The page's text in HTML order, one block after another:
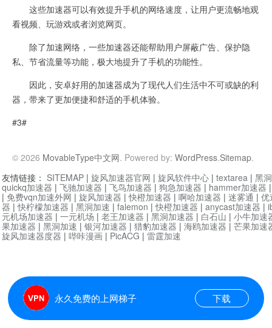
这些加速器可以有效提升手机的网络速度，让用户更流畅地观
看视频、玩游戏或者浏览网页。
除了加速网络，一些加速器还能帮助用户屏蔽广告、保护隐
私、节省流量等功能，极大地提升了手机的功能性。
因此，安卓好用的加速器成为了现代人们生活中不可或缺的利
器，带来了更加便捷和舒适的手机体验。
#3#
© 2026 MovableType中文网. Powered by: WordPress.Sitemap.
永久免费的上网梯子 下载
友情链接： SITEMAP | 旋风加速器官网 | 旋风软件中心 | textarea | 黑
quickq加速器 | 飞驰加速器 | 飞鸟加速器 | 狗急加速器 | hammer加速器
| 免费vqn加速外网 | 旋风加速器 |快橙加速器 | 啊哈加速器 | 迷雾通 | 优
器 |快柠檬加速器 | 黑洞加速 | falemon |快橙加速器 | anycast加速器 |
元机场加速器 | 一元机场 | 老王加速器 | 黑洞加速器 | 白石山 | 小牛加速
果加速器 | 黑洞加速 | 银河加速器 | 猎豹加速器 | 海鸥加速器 | 芒果加速
旋风加速器度器 | 哔咔漫画 | PicACG | 雷霆加速